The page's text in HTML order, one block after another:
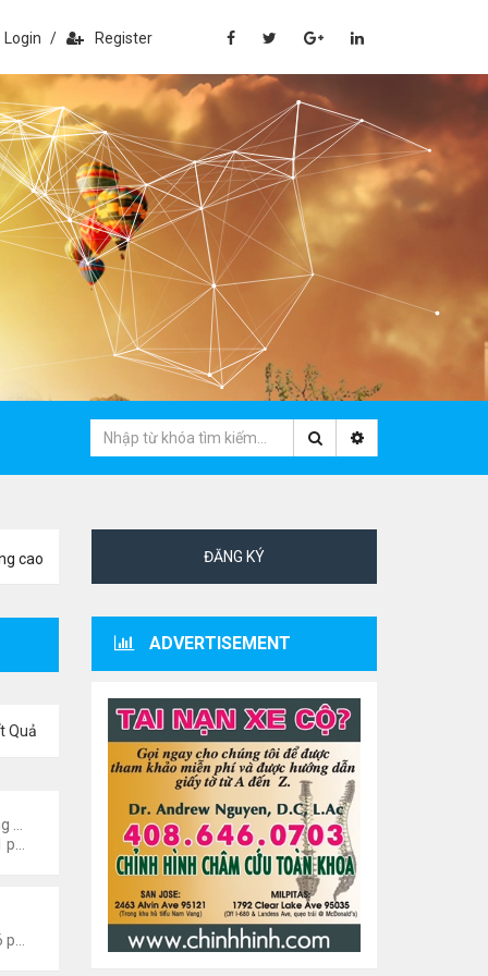
Login / Register
cao
Quả
Đọc và nghe truyện Online
Tức Văn Nghệ Hải Ngoại
ĐĂNG KÝ
ADVERTISEMENT